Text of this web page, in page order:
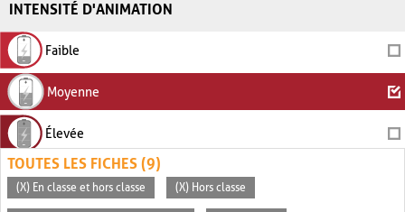
INTENSITÉ D'ANIMATION
Faible
Moyenne
Élevée
TOUTES LES FICHES (9)
(X) En classe et hors classe (X) Hors classe